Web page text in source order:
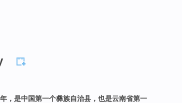
，是中国第一个彝族自治县，也是云南省第一